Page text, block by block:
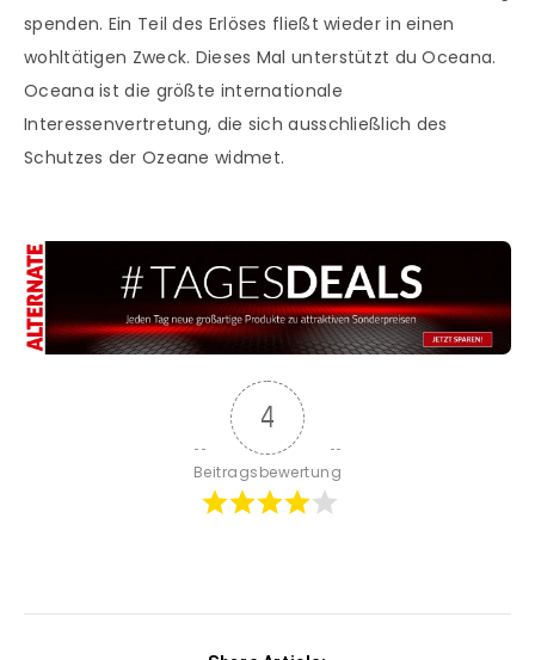
spenden. Ein Teil des Erlöses fließt wieder in einen
wohltätigen Zweck. Dieses Mal unterstützt du Oceana.
Oceana ist die größte internationale
Interessenvertretung, die sich ausschließlich des
Schutzes der Ozeane widmet.
4
Beitragsbewertung